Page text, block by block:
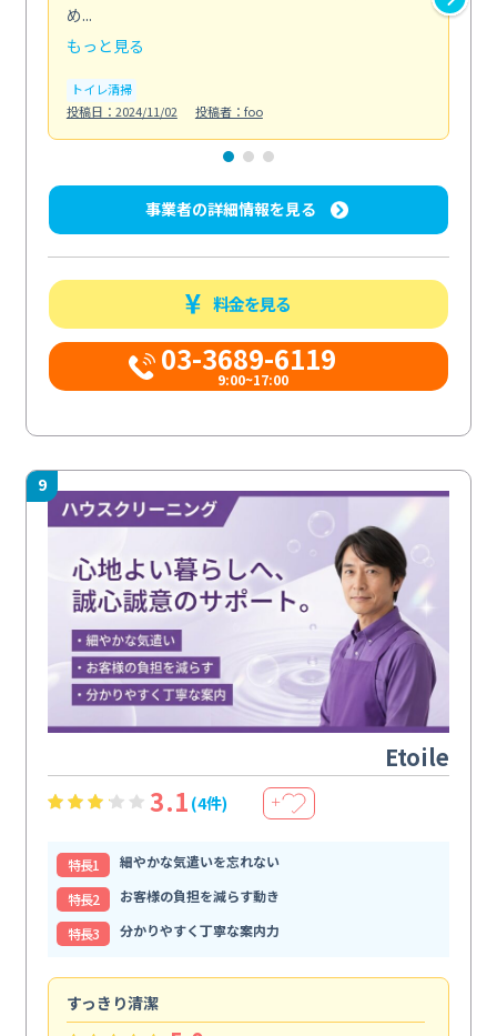
め...
もっと見る
トイレ清掃
投稿日：2024/11/02
投稿者：foo
事業者の詳細情報を見る
料金を見る
03-3689-6119
9:00~17:00
9
Etoile
3.1 (4件) ＋
特⻑1
細やかな気遣いを忘れない
特⻑2
お客様の負担を減らす動き
特⻑3
分かりやすく丁寧な案内力
すっきり清潔